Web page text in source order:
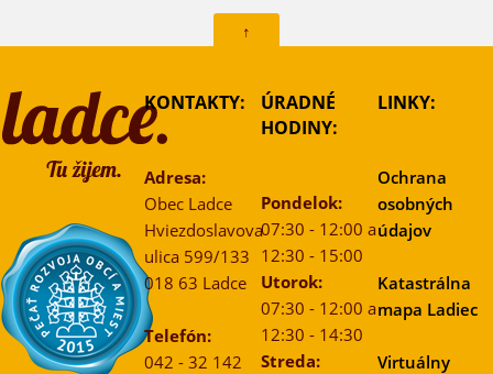
↑
KONTAKTY:
Adresa:
Obec Ladce
Hviezdoslavova
ulica 599/133
018 63 Ladce
Telefón:
042 - 32 142
ÚRADNÉ
HODINY:
Pondelok:
07:30 - 12:00 a
12:30 - 15:00
Utorok:
07:30 - 12:00 a
12:30 - 14:30
Streda:
LINKY:
Ochrana
osobných
údajov
Katastrálna
mapa Ladiec
Virtuálny